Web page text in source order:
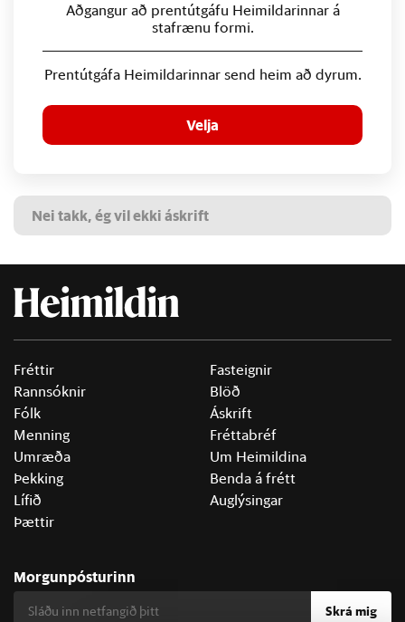
Aðgangur að prentútgáfu Heimildarinnar á
stafrænu formi.
Prentútgáfa Heimildarinnar send heim að dyrum.
Velja
Nei takk, ég vil ekki áskrift
Fréttir
Rannsóknir
Fólk
Menning
Umræða
Þekking
Lífið
Þættir
Fasteignir
Blöð
Áskrift
Fréttabréf
Um Heimildina
Benda á frétt
Auglýsingar
Morgunpósturinn
Skrá mig